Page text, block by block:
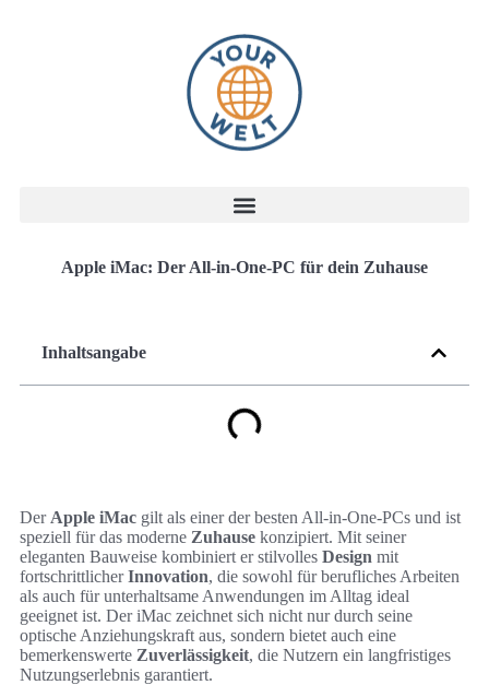
Apple iMac: Der All-in-One-PC für dein Zuhause
Inhaltsangabe
Der Apple iMac gilt als einer der besten All-in-One-PCs und ist
speziell für das moderne Zuhause konzipiert. Mit seiner
eleganten Bauweise kombiniert er stilvolles Design mit
fortschrittlicherInnovation, die sowohl für berufliches Arbeiten
als auch für unterhaltsame Anwendungen im Alltag ideal
geeignet ist. Der iMac zeichnet sich nicht nur durch seine
optische Anziehungskraft aus, sondern bietet auch eine
bemerkenswerte Zuverlässigkeit, die Nutzern ein langfristiges
Nutzungserlebnis garantiert.